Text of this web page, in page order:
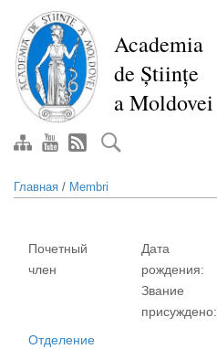
Перейти
основному
содержанию
Academia
de Științe
a Moldovei
Главная / Membri
Почетный
член
Дата
рождения:
Звание
присуждено:
Отделение